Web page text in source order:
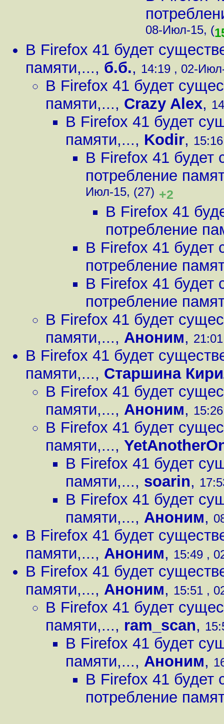
08-Июл-15, (
В Firefox 41 будет
памяти,..., б.б., 14:19 , 02-
В Firefox 41 будет
памяти,..., Crazy Alex,
В Firefox 41 будет
памяти,..., Kodir,
В Firefox 41 будет
потребление
Июл-15, (27) +2
В Firefox 41
потребление
В Firefox 41 будет
потребление
В Firefox 41 будет
потребление
В Firefox 41 будет
памяти,..., Аноним,
В Firefox 41 будет
памяти,..., Старшина
В Firefox 41 будет
памяти,..., Аноним,
В Firefox 41 будет
памяти,...,
В Firefox 41 будет
памяти,..., soarin,
В Firefox 41 будет
памяти,..., Аноним,
В Firefox 41 будет
памяти,..., Аноним, 15:49 ,
В Firefox 41 будет
памяти,..., Аноним, 15:51 ,
В Firefox 41 будет
памяти,..., ram_scan,
В Firefox 41 будет
памяти,..., Аноним,
В Firefox 41 будет
потребление